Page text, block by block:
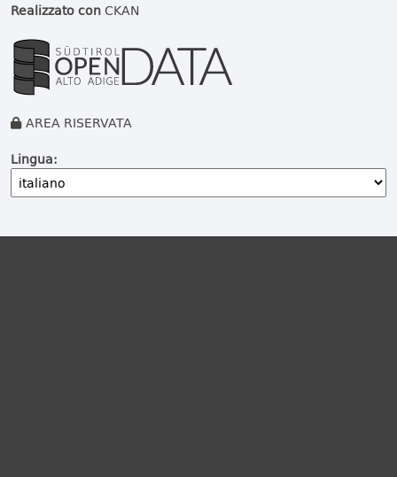
Realizzato conCKAN
AREA RISERVATA
Lingua